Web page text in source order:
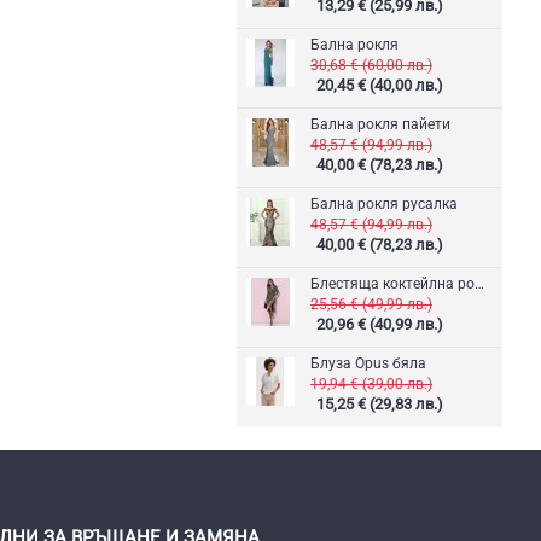
13,29 € (25,99 лв.)
Бална рокля
30,68 € (60,00 лв.)
20,45 € (40,00 лв.)
Бална рокля пайети
48,57 € (94,99 лв.)
40,00 € (78,23 лв.)
Бална рокля русалка
48,57 € (94,99 лв.)
40,00 € (78,23 лв.)
Блестяща коктейлна рокля
25,56 € (49,99 лв.)
20,96 € (40,99 лв.)
Блуза Opus бяла
19,94 € (39,00 лв.)
15,25 € (29,83 лв.)